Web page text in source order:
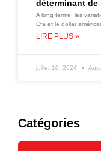
déterminant de
A long terme, les
Cfa et le dollar
LIRE PLUS »
juillet 10, 2024
Catégories